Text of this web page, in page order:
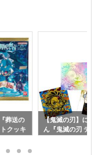
葬送の
クッキ
ンダ
発売♪
【鬼滅の刃】に
ん『鬼滅の刃
ルウエハース